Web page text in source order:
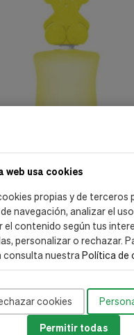
web usa cookies
propias y de terceros
navegación, analizar el
el contenido según tus
personalizar o rechazar.
consulta nuestraPolítica de
cookies
Permitir todas
Edt 100ml - Tous